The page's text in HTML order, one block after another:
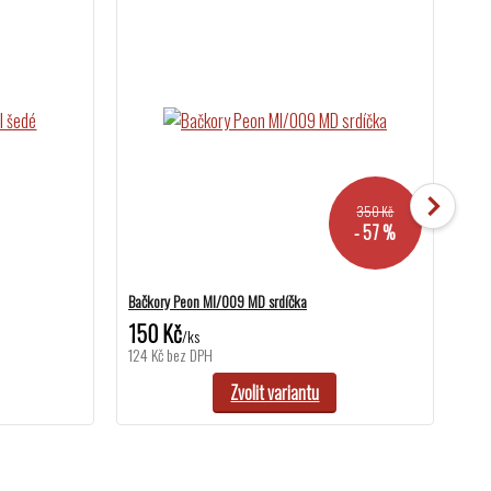
350 Kč
- 57 %
Bačkory Peon MI/009 MD srdíčka
150 Kč/ks
124 Kčbez DPH
Zvolit variantu